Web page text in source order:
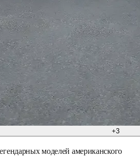
+3
моделей американского